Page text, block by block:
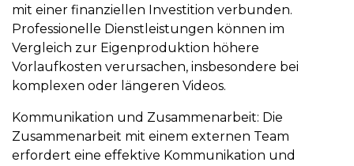
mit einer finanziellen Investition verbunden.
Professionelle Dienstleistungen können im
Vergleich zur Eigenproduktion höhere
Vorlaufkosten verursachen, insbesondere bei
komplexen oder längeren Videos.
Kommunikation und Zusammenarbeit: Die
Zusammenarbeit mit einem externen Team
erfordert eine effektive Kommunikation und